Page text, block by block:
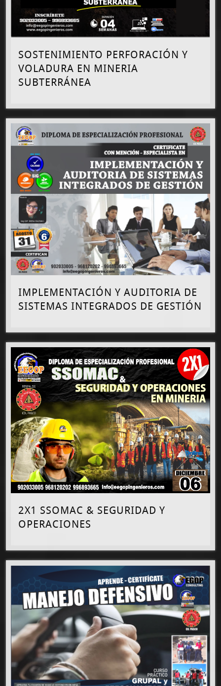
SOSTENIMIENTO PERFORACIÓN Y
VOLADURA EN MINERIA
SUBTERRÁNEA
IMPLEMENTACIÓN Y AUDITORIA DE
SISTEMAS INTEGRADOS DE GESTIÓN
2X1 SSOMAC & SEGURIDAD Y
OPERACIONES